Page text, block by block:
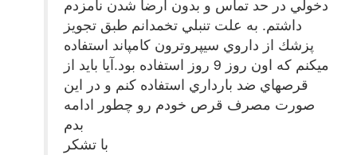
دخولي در حد تماس و بدون ارضا شدن نامزدم
داشتم. به علت تنبلي تخمدانم طبق تجويز
پزشك از داروي سيپروترون كامپاند استفاده
ميكنم كه اون روز 9 روز استفاده بود.آيا بايد از
قرصهاي ضد بارداري استفاده كنم و در اين
صورت مصرف قرص خودم رو چطور ادامه
بدم
با تشكر